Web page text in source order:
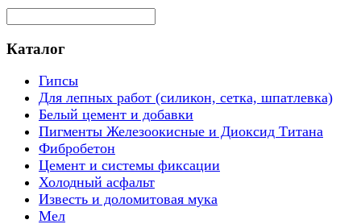
Каталог
Гипсы
Для лепных работ (силикон, сетка, шпатлевка)
Белый цемент и добавки
Пигменты Железоокисные и Диоксид Титана
Фибробетон
Цемент и системы фиксации
Холодный асфальт
Известь и доломитовая мука
Мел